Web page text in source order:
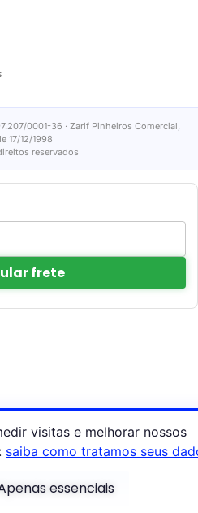
0001-36 · Zarif Pinheiros Comercial,
17/12/1998
reservados
frete
visitas e melhorar nossos
saiba como tratamos seus
essenciais